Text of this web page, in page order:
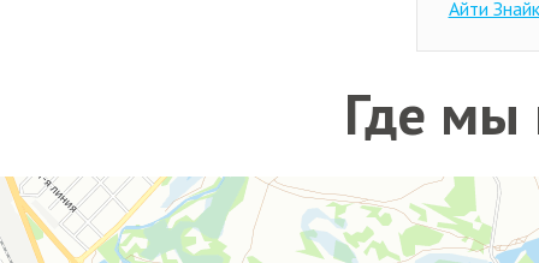
Айти
Где мы